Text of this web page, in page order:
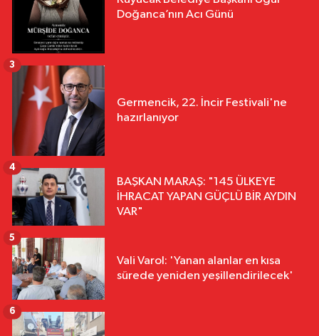
Doğanca’nın Acı Günü
Germencik, 22. İncir Festivali'ne
hazırlanıyor
3
BAŞKAN MARAŞ: "145 ÜLKEYE
İHRACAT YAPAN GÜÇLÜ BİR AYDIN
VAR"
4
Vali Varol: 'Yanan alanlar en kısa
sürede yeniden yeşillendirilecek'
5
6